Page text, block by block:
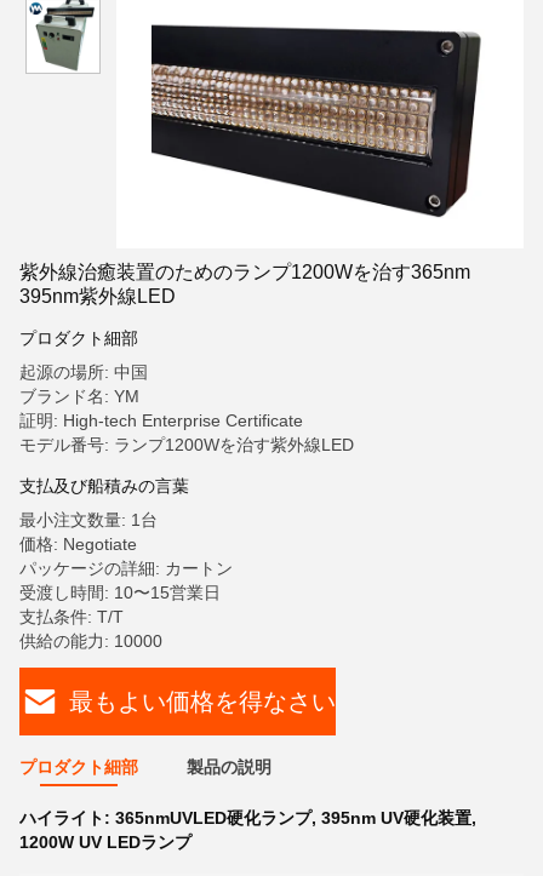
紫外線治癒装置のためのランプ1200Wを治す365nm
395nm紫外線LED
プロダクト細部
起源の場所: 中国
ブランド名: YM
証明: High-tech Enterprise Certificate
モデル番号: ランプ1200Wを治す紫外線LED
支払及び船積みの言葉
最小注文数量: 1台
価格: Negotiate
パッケージの詳細: カートン
受渡し時間: 10〜15営業日
支払条件: T/T
供給の能力: 10000
最もよい価格を得なさい
プロダクト細部 製品の説明
ハイライト: 365nmUVLED硬化ランプ, 395nm UV硬化装置,
1200W UV LEDランプ